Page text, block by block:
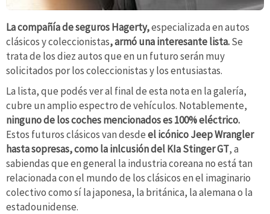
La compañía de seguros Hagerty,especializada en autos
clásicos y coleccionistas, armó una interesante lista.Se
trata de los diez autos que en un futuro serán muy
solicitados por los coleccionistas y los entusiastas.
La lista, que podés ver al final de esta nota en la galería,
cubre un amplio espectro de vehículos. Notablemente,
ninguno de los coches mencionados es 100% eléctrico.
Estos futuros clásicos van desdeel icónico Jeep Wrangler
hasta sopresas, como la inlcusión del KIa Stinger GT, a
sabiendas que en general la industria coreana no está tan
relacionada con el mundo de los clásicos en el imaginario
colectivo como sí la japonesa, la británica, la alemana o la
estadounidense.